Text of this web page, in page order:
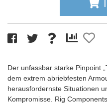
Der unfassbar starke Pinpoint
dem extrem abriebfesten
herausfordernste Situationen
Kompromisse. Rig